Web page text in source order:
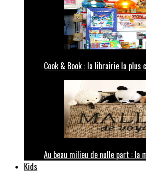
Cook & Book : la librairie la plus
Au beau milieu de nulle part : la
Kids